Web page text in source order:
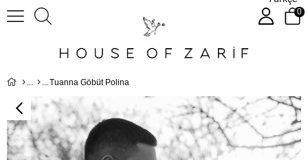
0
Tuanna Göbüt Polina